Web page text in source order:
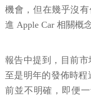
機會，但在幾乎沒
進 Apple Car 相關概
報告中提到，目前市
至是明年的發佈時程
前並不明確，即便